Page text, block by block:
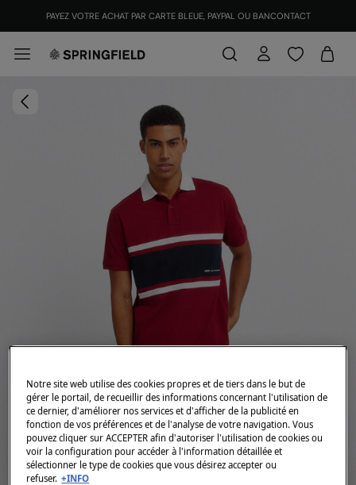
PAYEZ VOTRE ACHAT PAR CARTE BLEUE, PAYPAL OU BANCONTACT
Notre site web utilise des cookies propres et de tiers dans le but de
gérer le portail, de recueillir des informations concernant l'utilisation de
ce dernier, d'améliorer nos services et d'afficher de la publicité en
fonction de vos préférences et de l'analyse de votre navigation. Vous
pouvez cliquer sur ACCEPTER afin d'autoriser l'utilisation de cookies ou
voir la configuration pour accéder à l'information détaillée et
sélectionner le type de cookies que vous désirez accepter ou
refuser. +INFO